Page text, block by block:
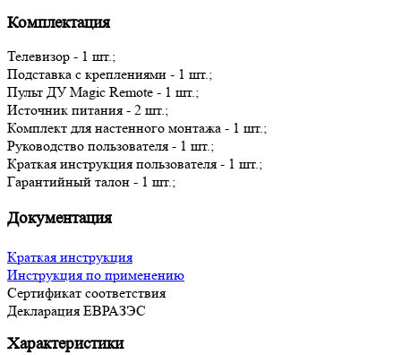
Комплектация
Телевизор - 1 шт.;
Подставка с креплениями - 1 шт.;
Пульт ДУ Magic Remote - 1 шт.;
Источник питания - 2 шт.;
Комплект для настенного монтажа - 1 шт.;
Руководство пользователя - 1 шт.;
Краткая инструкция пользователя - 1 шт.;
Гарантийный талон - 1 шт.;
Документация
Краткая инструкция
Инструкция по применению
Сертификат соответствия
Декларация ЕВРАЗЭС
Характеристики